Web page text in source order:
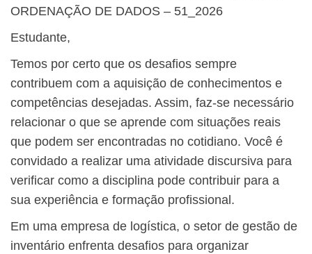
ORDENAÇÃO DE DADOS – 51_2026
Estudante,
Temos por certo que os desafios sempre
contribuem com a aquisição de conhecimentos e
competências desejadas. Assim, faz-se necessário
relacionar o que se aprende com situações reais
que podem ser encontradas no cotidiano. Você é
convidado a realizar uma atividade discursiva para
verificar como a disciplina pode contribuir para a
sua experiência e formação profissional.
​Em uma empresa de logística, o setor de gestão de
inventário enfrenta desafios para organizar